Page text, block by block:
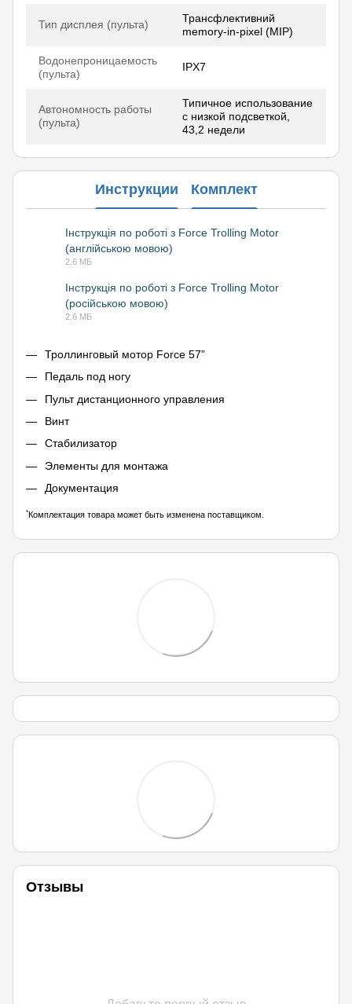
Тип дисплея (пульта)
Трансфлективний
memory-in-pixel (MIP)
Водонепроницаемость
(пульта)
IPX7
Автономность работы
(пульта)
Типичное использование
с низкой подсветкой,
43,2 недели
Инструкции Комплект
Інструкція по роботі з Force Trolling Motor
(англійською мовою)
2.6 МБ
Інструкція по роботі з Force Trolling Motor
(російською мовою)
2.6 МБ
Троллинговый мотор Force 57”
Педаль под ногу
Пульт дистанционного управления
Винт
Стабилизатор
Элементы для монтажа
Документация
* Комплектация товара может быть изменена поставщиком.
Отзывы